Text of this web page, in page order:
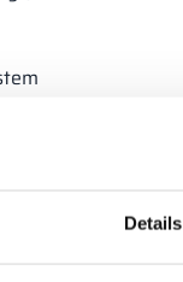
Details